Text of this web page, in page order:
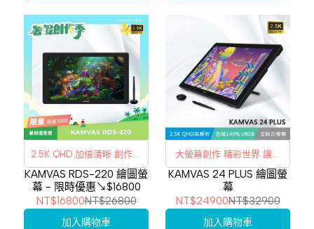
6期 0%
12期 0%
2.5K QHD 加倍清晰 創作加
倍沉浸
KAMVAS RDS-220 繪圖螢
幕 - 限時優惠↘$16800
NT$16800NT$26800
加入購物車
大螢幕創作 精彩世界 讓創
作包羅萬象
KAMVAS 24 PLUS 繪圖螢
幕
NT$24900NT$32900
加入購物車